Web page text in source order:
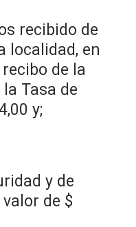
recibido de
localidad, en
de la
Tasa de
y;
y de
de $